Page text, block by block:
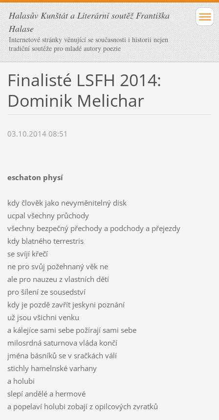
Halasův Kunštát a Literární soutěž Františka
Halase
Internetové stránky věnující se současnosti i historii nejen
tradiční soutěže pro mladé autory poezie
Finalisté LSFH 2014:
Dominik Melichar
03.10.2014 08:51
eschaton physí
kdy člověk jako nevyměnitelný disk
ucpal všechny průchody
všechny bezpečný přechody a podchody a přejezdy
kdy blatného terrestris
se svíjí křečí
ne pro svůj požehnaný věk ne
ale pro nauzeu z vlastních dětí
pro šílení ze sousedství
kdy je pozdě zavřít jeskyni poznání
už jsou všichni venku
a kálejíce sami sebe požírají sami sebe
milosrdná saturnova vláda končí
jména básníků se v sračkách válí
stichly hamelnské varhany
a holubi
slepí andělé a hermové
a popelaví holubi zobají z opilcových zvratků